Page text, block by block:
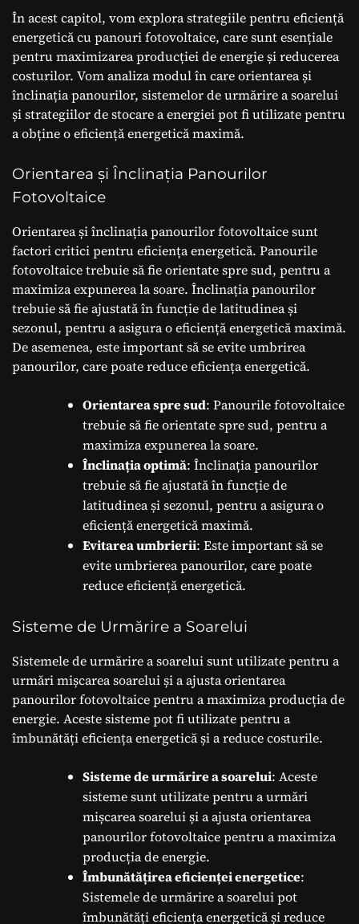
În acest capitol, vom explora strategiile pentru eficiență
energetică cu panouri fotovoltaice, care sunt esențiale
pentru maximizarea producției de energie și reducerea
costurilor. Vom analiza modul în care orientarea și
înclinația panourilor, sistemelor de urmărire a soarelui
și strategiilor de stocare a energiei pot fi utilizate pentru
a obține o eficiență energetică maximă.
Orientarea și Înclinația Panourilor
Fotovoltaice
Orientarea și înclinația panourilor fotovoltaice sunt
factori critici pentru eficiența energetică. Panourile
fotovoltaice trebuie să fie orientate spre sud, pentru a
maximiza expunerea la soare. Înclinația panourilor
trebuie să fie ajustată în funcție de latitudinea și
sezonul, pentru a asigura o eficiență energetică maximă.
De asemenea, este important să se evite umbrirea
panourilor, care poate reduce eficiența energetică.
Orientarea spre sud: Panourile fotovoltaice
trebuie să fie orientate spre sud, pentru a
maximiza expunerea la soare.
Înclinația optimă: Înclinația panourilor
trebuie să fie ajustată în funcție de
latitudinea și sezonul, pentru a asigura o
eficiență energetică maximă.
Evitarea umbrierii: Este important să se
evite umbrierea panourilor, care poate
reduce eficiență energetică.
Sisteme de Urmărire a Soarelui
Sistemele de urmărire a soarelui sunt utilizate pentru a
urmări mișcarea soarelui și a ajusta orientarea
panourilor fotovoltaice pentru a maximiza producția de
energie. Aceste sisteme pot fi utilizate pentru a
îmbunătăți eficiența energetică și a reduce costurile.
Sisteme de urmărire a soarelui: Aceste
sisteme sunt utilizate pentru a urmări
mișcarea soarelui și a ajusta orientarea
panourilor fotovoltaice pentru a maximiza
producția de energie.
Îmbunătățirea eficienței energetice:
Sistemele de urmărire a soarelui pot
îmbunătăți eficiența energetică și reduce